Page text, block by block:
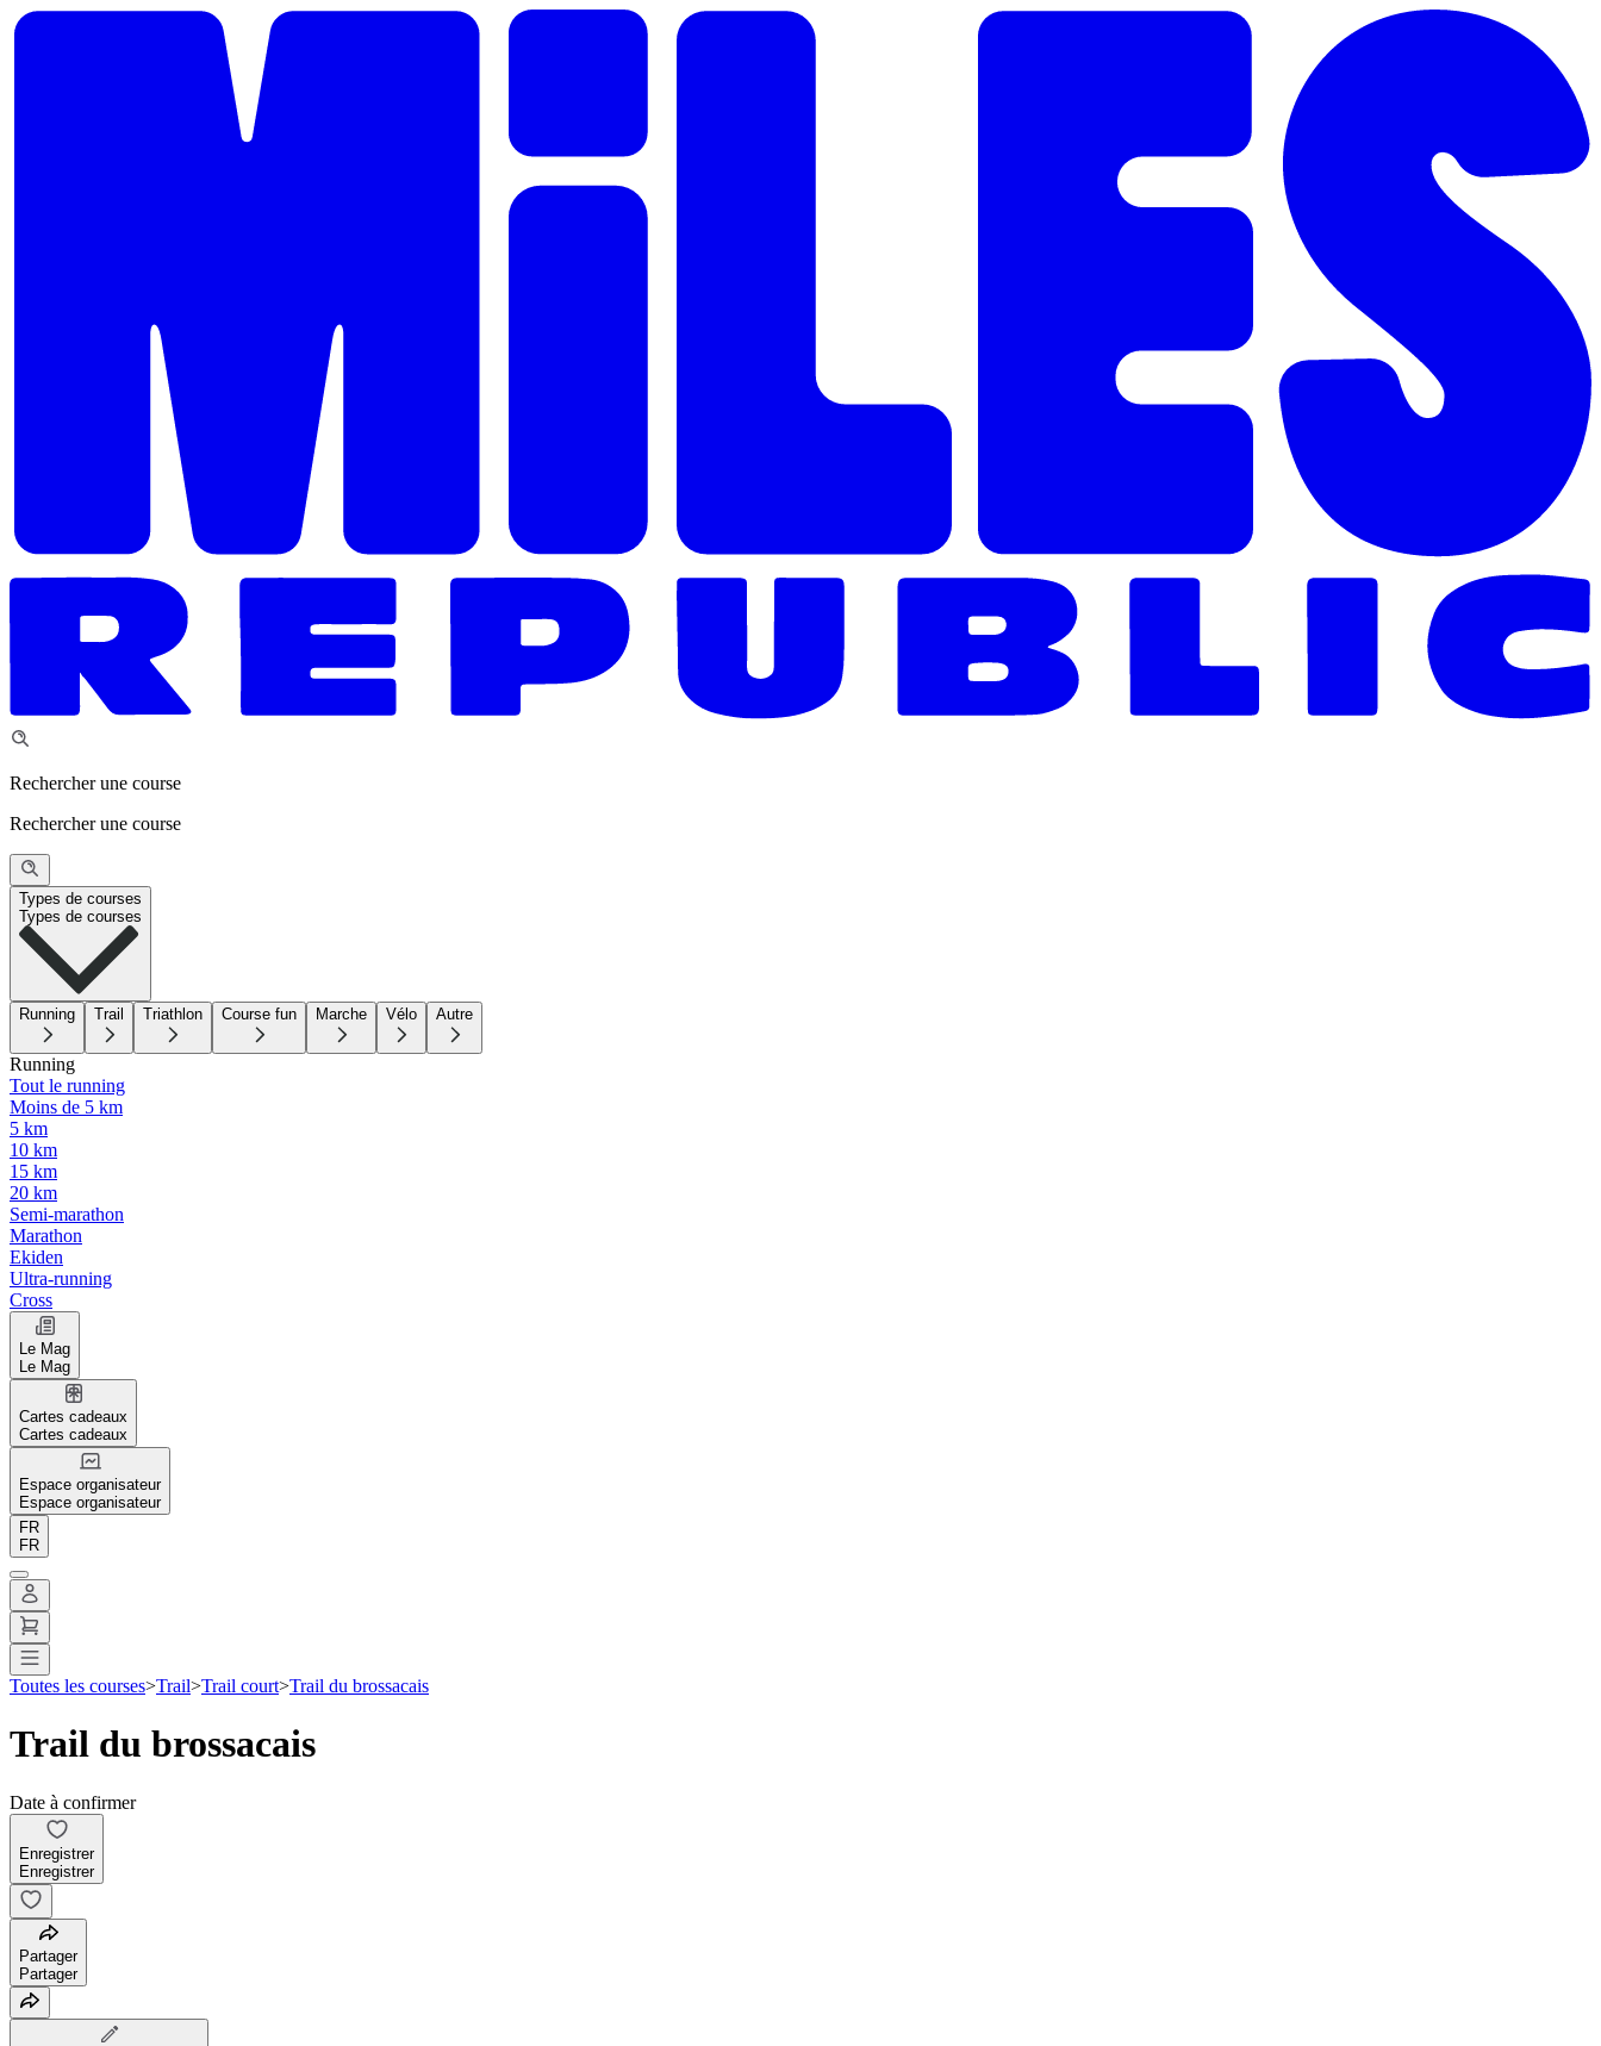
Rechercher une course
Rechercher une course
Types de courses
Types de courses
Running Trail Triathlon Course fun Marche Vélo Autre
Running
Tout le running
Moins de 5 km
5 km
10 km
15 km
20 km
Semi-marathon
Marathon
Ekiden
Ultra-running
Cross
Le Mag
Le Mag
Cartes cadeaux
Cartes cadeaux
Espace organisateur
Espace organisateur
FR
FR
Toutes les courses>Trail>Trail court>Trail du brossacais
Trail du brossacais
Date à confirmer
Enregistrer
Enregistrer
Partager
Partager